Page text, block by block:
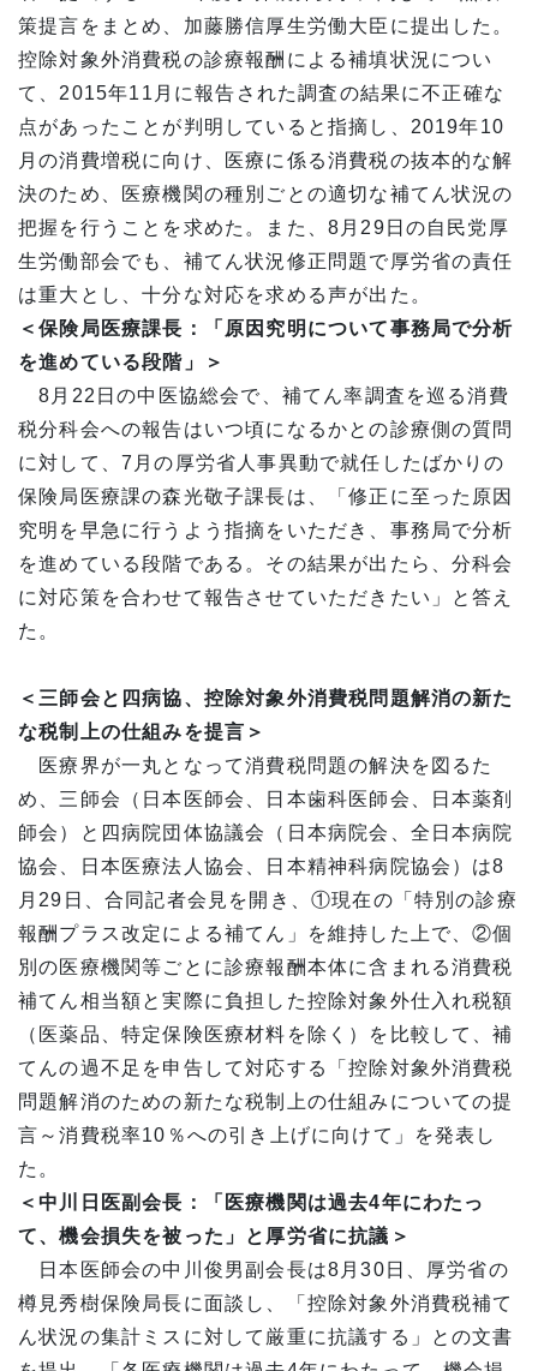
策提言をまとめ、加藤勝信厚生労働大臣に提出した。
控除対象外消費税の診療報酬による補填状況につい
て、2015年11月に報告された調査の結果に不正確な
点があったことが判明していると指摘し、2019年10
月の消費増税に向け、医療に係る消費税の抜本的な解
決のため、医療機関の種別ごとの適切な補てん状況の
把握を行うことを求めた。また、8月29日の自民党厚
生労働部会でも、補てん状況修正問題で厚労省の責任
は重大とし、十分な対応を求める声が出た。
＜保険局医療課長：「原因究明について事務局で分析
を進めている段階」＞
8月22日の中医協総会で、補てん率調査を巡る消費
税分科会への報告はいつ頃になるかとの診療側の質問
に対して、7月の厚労省人事異動で就任したばかりの
保険局医療課の森光敬子課長は、「修正に至った原因
究明を早急に行うよう指摘をいただき、事務局で分析
を進めている段階である。その結果が出たら、分科会
に対応策を合わせて報告させていただきたい」と答え
た。
＜三師会と四病協、控除対象外消費税問題解消の新た
な税制上の仕組みを提言＞
医療界が一丸となって消費税問題の解決を図るた
め、三師会（日本医師会、日本歯科医師会、日本薬剤
師会）と四病院団体協議会（日本病院会、全日本病院
協会、日本医療法人協会、日本精神科病院協会）は8
月29日、合同記者会見を開き、①現在の「特別の診療
報酬プラス改定による補てん」を維持した上で、②個
別の医療機関等ごとに診療報酬本体に含まれる消費税
補てん相当額と実際に負担した控除対象外仕入れ税額
（医薬品、特定保険医療材料を除く）を比較して、補
てんの過不足を申告して対応する「控除対象外消費税
問題解消のための新たな税制上の仕組みについての提
言～消費税率10％への引き上げに向けて」を発表し
た。
＜中川日医副会長：「医療機関は過去4年にわたっ
て、機会損失を被った」と厚労省に抗議＞
日本医師会の中川俊男副会長は8月30日、厚労省の
樽見秀樹保険局長に面談し、「控除対象外消費税補て
ん状況の集計ミスに対して厳重に抗議する」との文書